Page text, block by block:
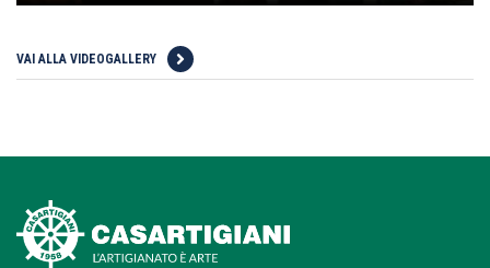
VAI ALLA VIDEOGALLERY